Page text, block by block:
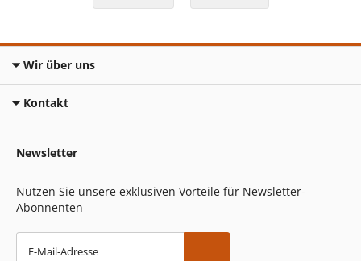
Wir über uns
Kontakt
Newsletter
Nutzen Sie unsere exklusiven Vorteile für Newsletter-
Abonnenten
E-Mail-Adresse